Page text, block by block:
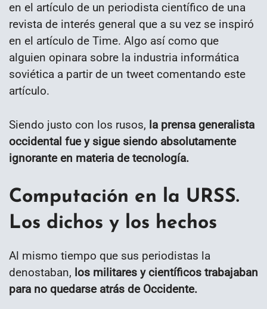
en el artículo de un periodista científico de una
revista de interés general que a su vez se inspiró
en el artículo de Time. Algo así como que
alguien opinara sobre la industria informática
soviética a partir de un tweet comentando este
artículo.
Siendo justo con los rusos, la prensa generalista
occidental fue y sigue siendo absolutamente
ignorante en materia de tecnología.
Computación en la URSS.
Los dichos y los hechos
Al mismo tiempo que sus periodistas la
denostaban, los militares y científicos trabajaban
para no quedarse atrás de Occidente.